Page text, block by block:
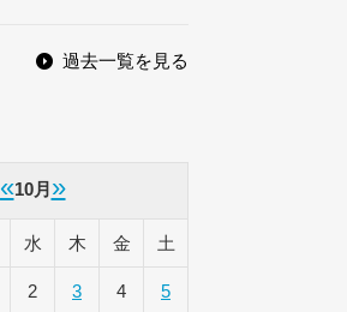
過去一覧を見る
«10月 »
水 木 金 土
2 3 4 5